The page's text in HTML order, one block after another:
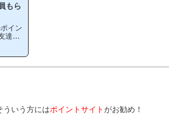
もら
イン
達紹
と、
ういう方にはポイントサイト がお勧め！